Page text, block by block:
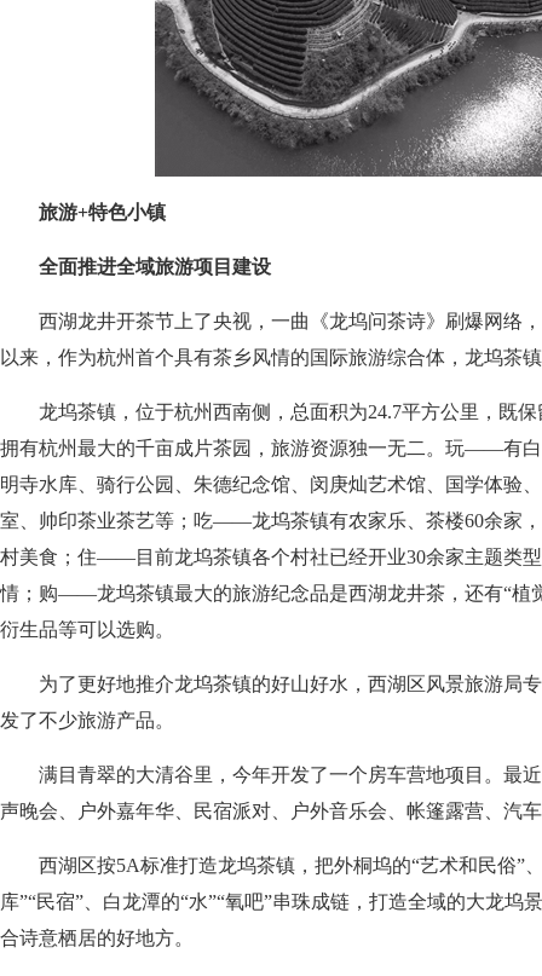
旅游+特色小镇
全面推进全域旅游项目建设
西湖龙井开茶节上了央视，一曲《龙坞问茶诗》刷爆网络
以来，作为杭州首个具有茶乡风情的国际旅游综合体，龙坞茶
龙坞茶镇，位于杭州西南侧，总面积为24.7平方公里，既保
拥有杭州最大的千亩成片茶园，旅游资源独一无二。玩——有
明寺水库、骑行公园、朱德纪念馆、闵庚灿艺术馆、国学体验
室、帅印茶业茶艺等；吃——龙坞茶镇有农家乐、茶楼60余家
村美食；住——目前龙坞茶镇各个村社已经开业30余家主题类
情；购——龙坞茶镇最大的旅游纪念品是西湖龙井茶，还有“植
衍生品等可以选购。
为了更好地推介龙坞茶镇的好山好水，西湖区风景旅游局专
发了不少旅游产品。
满目青翠的大清谷里，今年开发了一个房车营地项目。最近
声晚会、户外嘉年华、民宿派对、户外音乐会、帐篷露营、汽
西湖区按5A标准打造龙坞茶镇，把外桐坞的“艺术和民俗”、
库”“民宿”、白龙潭的“水”“氧吧”串珠成链，打造全域的大龙坞
合诗意栖居的好地方。